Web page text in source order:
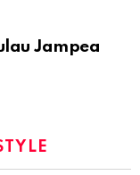
Jampea